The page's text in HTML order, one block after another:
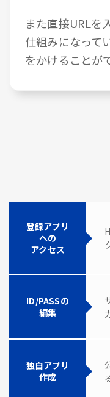
また直接URLを
仕組みになって
をかけることが
登録アプリ
への
アクセス
ID/PASSの
編集
独自アプリ
作成